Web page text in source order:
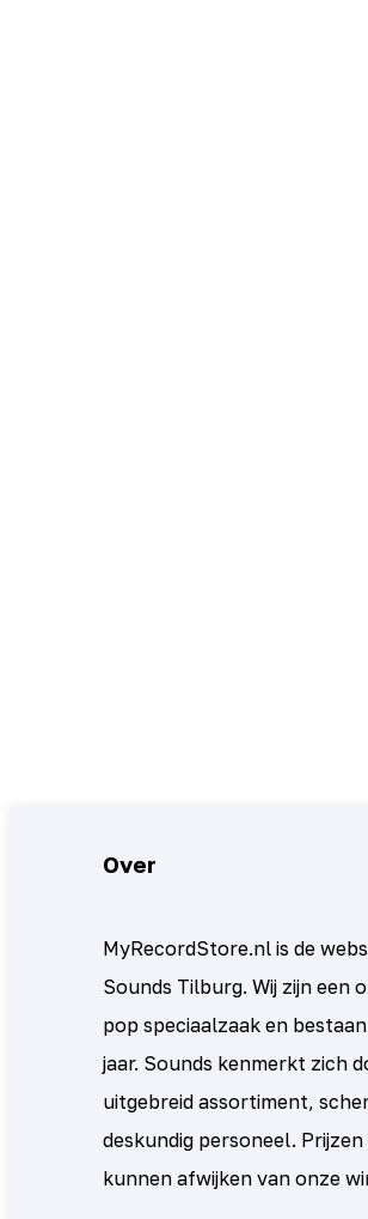
Over
MyRecordStore.nl is de
Sounds Tilburg. Wij zijn een
pop speciaalzaak en
jaar. Sounds kenmerkt zich
uitgebreid assortiment,
deskundig personeel.
kunnen afwijken van onze